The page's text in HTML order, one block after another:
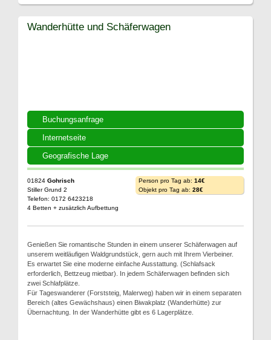
Buchungsanfrage
Internetseite
Geografische Lage
Wanderhütte und Schäferwagen
01824 Gohrisch
Stiller Grund 2
Telefon: 0172 6423218
4 Betten + zusätzlich Aufbettung
Person pro Tag ab: 14€
Objekt pro Tag ab: 28€
Genießen Sie romantische Stunden in einem unserer Schäferwagen auf
unserem weitläufigen Waldgrundstück, gern auch mit Ihrem Vierbeiner.
Es erwartet Sie eine moderne einfache Ausstattung. (Schlafsack
erforderlich, Bettzeug mietbar). In jedem Schäferwagen befinden sich
zwei Schlafplätze.
Für Tageswanderer (Forststeig, Malerweg) haben wir in einem separaten
Bereich (altes Gewächshaus) einen Biwakplatz (Wanderhütte) zur
Übernachtung. In der Wanderhütte gibt es 6 Lagerplätze.